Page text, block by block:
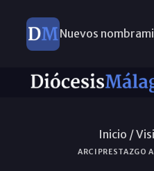
Nuevos
Inicio /
ARCIPRESTAZGO